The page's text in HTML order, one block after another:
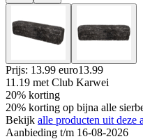
Prijs: 13.99 euro13.99
11.19 met Club Karwei
20% korting
20% korting op bijna alle
Bekijk alle producten uit deze
Aanbieding t/m 16-08-2026